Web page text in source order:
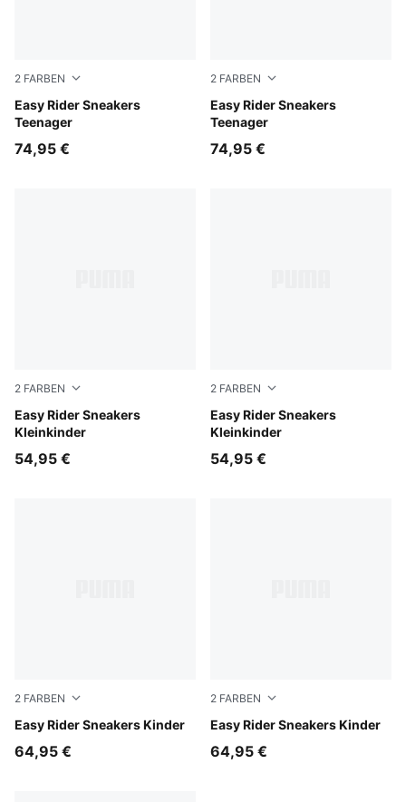
2 FARBEN
Easy Rider Sneakers
Teenager
Powder Pink-Dusky Rosewood
74,95 €
2 FARBEN
Easy Rider Sneakers
Teenager
Gray Echo-Chambray Blue
74,95 €
2 FARBEN
Easy Rider Sneakers
Kleinkinder
Powder Pink-Dusky Rosewood
54,95 €
2 FARBEN
Easy Rider Sneakers
Kleinkinder
Gray Echo-Chambray Blue
54,95 €
2 FARBEN
Easy Rider Sneakers Kinder
Powder Pink-Dusky Rosewood
64,95 €
2 FARBEN
Easy Rider Sneakers Kinder
Gray Echo-Chambray Blue
64,95 €